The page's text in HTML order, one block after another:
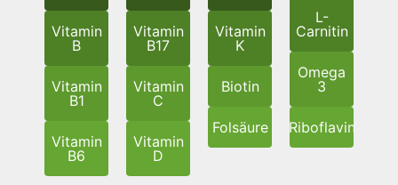
Vitamin
B
Vitamin
B1
Vitamin
B6
Vitamin
B17
Vitamin
C
Vitamin
D
Vitamin
K
Biotin
Folsäure
L-
Carnitin
Omega
3
Riboflavin